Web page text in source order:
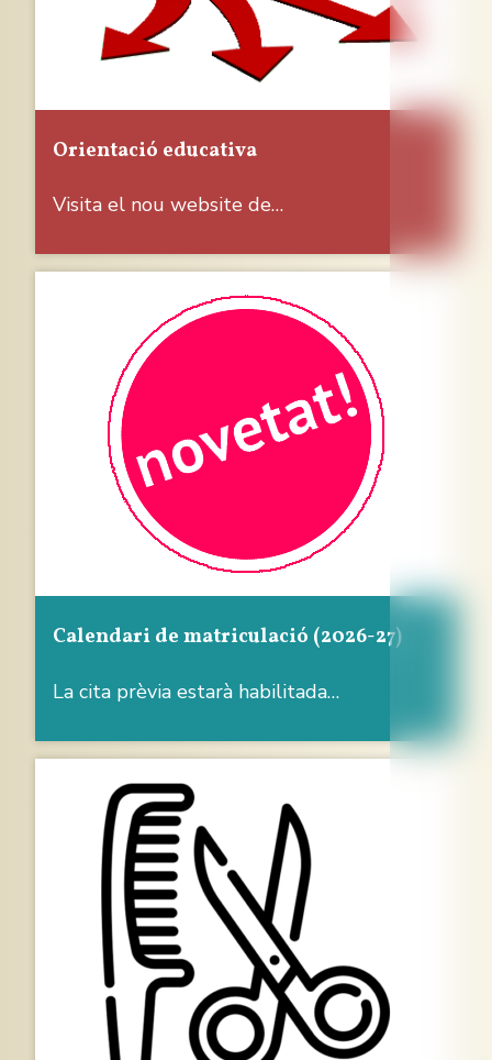
Orientació educativa
Visita el nou website de…
Calendari de matriculació (2026-27)
La cita prèvia estarà habilitada…